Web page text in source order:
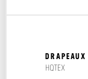
HQTEX